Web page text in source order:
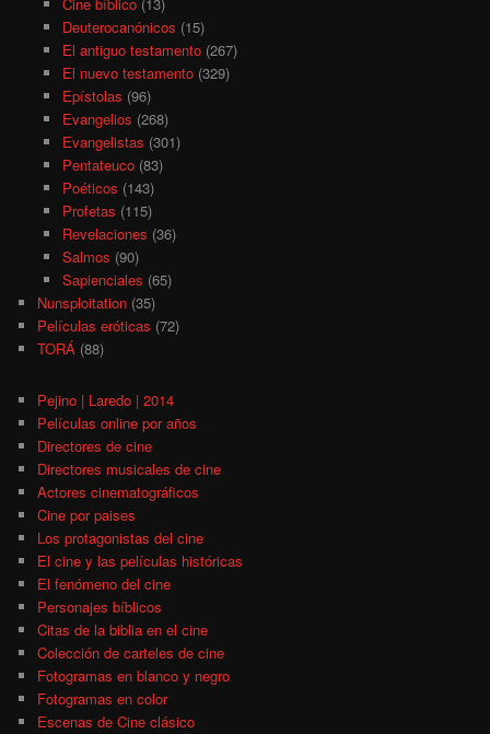
Deuterocanónicos (15)
El antiguo testamento(267)
El nuevo testamento(329)
Epístolas (96)
Evangelios (268)
Evangelistas (301)
Pentateuco(83)
Poéticos (143)
Profetas (115)
Revelaciones (36)
Salmos (90)
Sapienciales (65)
Nunsploitation (35)
Películas eróticas (72)
TORÁ (88)
Pejino | Laredo | 2014
Películas online por años
Directores de cine
Directores musicales de cine
Actores cinematográficos
Cine por paises
Los protagonistas del cine
El cine y las películas históricas
El fenómeno del cine
Personajes bíblicos
Citas de la biblia en el cine
Colección de carteles de cine
Fotogramas en blanco y negro
Fotogramas en color
Escenas de Cine clásico